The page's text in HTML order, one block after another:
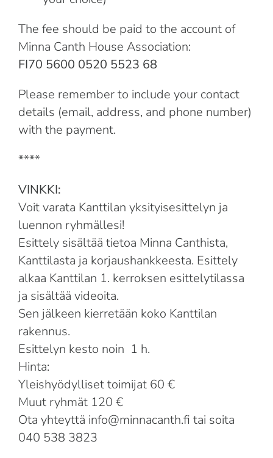
The fee should be paid to the account of
Minna Canth House Association:
FI70 5600 0520 5523 68
Please remember to include your contact
details (email, address, and phone number)
with the payment.
****
VINKKI:
Voit varata Kanttilan yksityisesittelyn ja
luennon ryhmällesi!
Esittely sisältää tietoa Minna Canthista,
Kanttilasta ja korjaushankkeesta. Esittely
alkaa Kanttilan 1. kerroksen esittelytilassa
ja sisältää videoita.
Sen jälkeen kierretään koko Kanttilan
rakennus.
Esittelyn kesto noin 1 h.
Hinta:
Yleishyödylliset toimijat 60 €
Muut ryhmät 120 €
Ota yhteyttä info@minnacanth.fi tai soita
040 538 3823